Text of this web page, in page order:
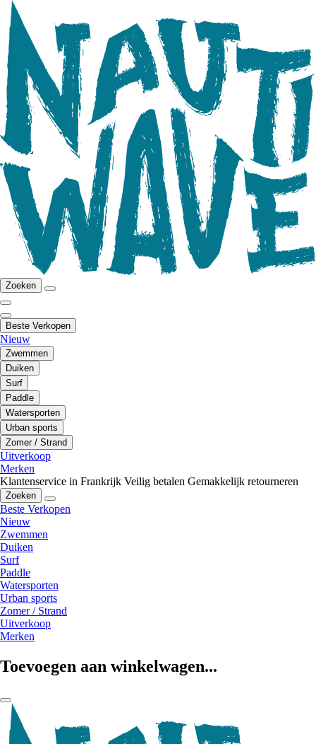
Zoeken
Beste Verkopen
Nieuw
Zwemmen
Duiken
Surf
Paddle
Watersporten
Urban sports
Zomer / Strand
Uitverkoop
Merken
Klantenservice in Frankrijk Veilig betalen Gemakkelijk retourneren
Zoeken
Beste Verkopen
Nieuw
Zwemmen
Duiken
Surf
Paddle
Watersporten
Urban sports
Zomer / Strand
Uitverkoop
Merken
Toevoegen aan winkelwagen...